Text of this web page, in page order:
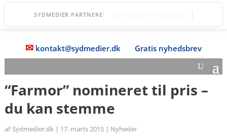
SYDMEDIER PARTNERE
✉ kontakt@sydmedier.dk Gratis nyhedsbrev
“Farmor” nomineret til pris –
du kan stemme
af Sydmedier.dk| 17. marts 2015| Nyheder